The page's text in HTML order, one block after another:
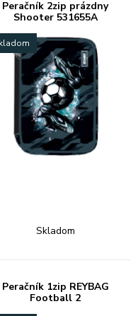
Peračník 2zip prázdny
Shooter 531655A
Skladom
Peračník 1zip REYBAG
Football 2